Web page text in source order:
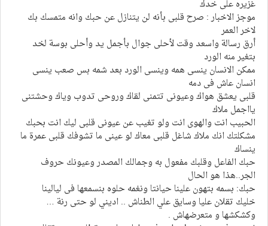
غزيره على خدك
موجز الاخبار : صرح قلبى بأنه لن يتنازل عن حبك وانه متمسك بك
لاخر العمر
أرق رسالة واسعد وقت لأحلى جوال بأجمل يد وأحلى بوسة لخد
بتغير منه الورد
ممكن الانسان ينسى همه وينسى الورد بعد شمه بس صعب ينسى
انسان عاش فى دمه
قلبى يعشق هواك وعيونى تتمنى لقاك وروحى تدوب وياك وحشتنى
يااجمل ملاك
الحبيب انت والهوى انت ولو تغيب عن عيونى قلبى ليك انت بحبك
مشكلتك انك ملاك شاغل قلبى معاك لو عينى ما تشوفك قلبى عمرة ما
ينساك
حبك الفاعل وقلبك مفعول به وجمالك المصدر وعيونك حروف
الجر..هذا هو الحال
حبك: بسمه بتهون علينا حيانتا ونغمه حلوه بنسمعها فى ليالينا
خليك تقلان عليا وسايق علي الطناش .. اديني لو حتى رنة …
وكشكشها و متعرضهاش .